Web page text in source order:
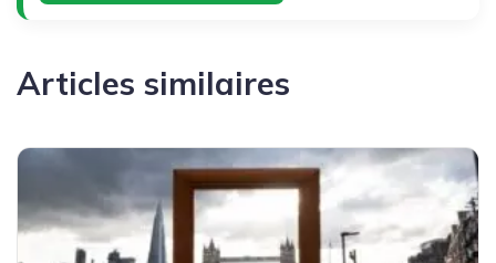
Articles similaires